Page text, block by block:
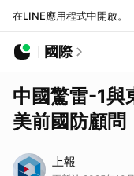
在LINE應用程式中開啟。
國際
中國驚雷-1
美前國防顧問
上報